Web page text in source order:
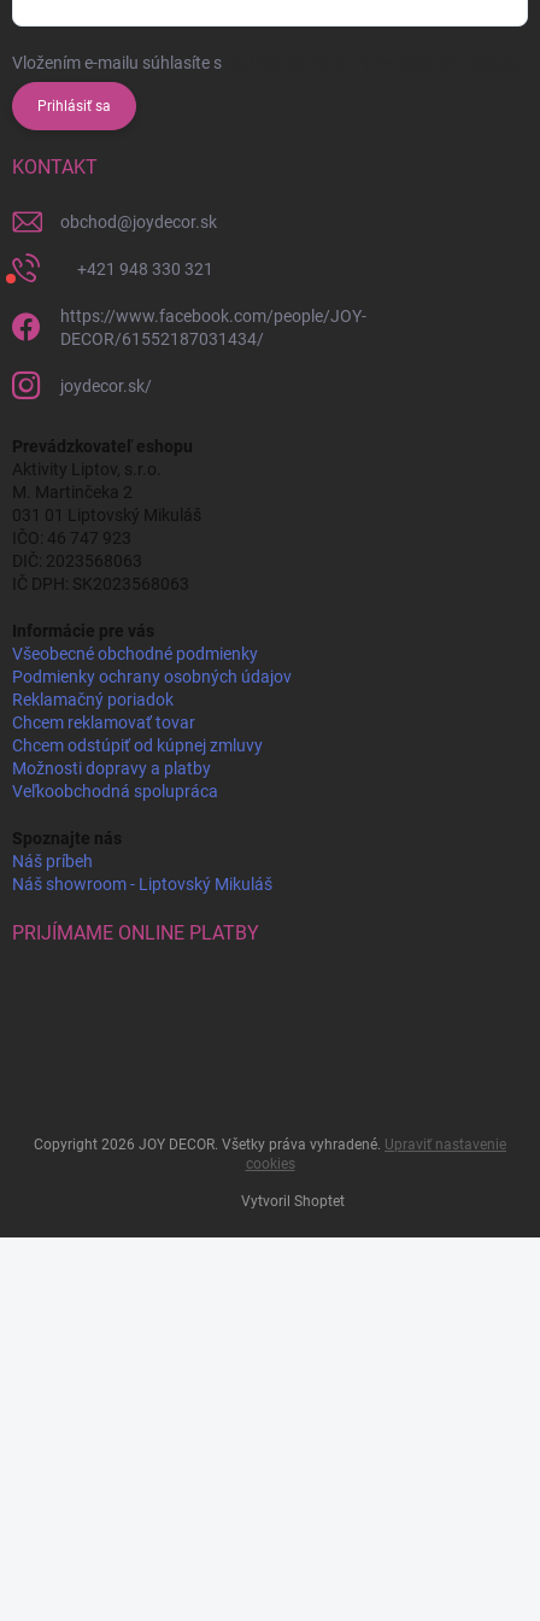
Vložením e-mailu súhlasíte s
Prihlásiť sa
KONTAKT
obchod@joydecor.sk
+421 948 330 321
https://www.facebook.com/people/JOY-
DECOR/61552187031434/
joydecor.sk/
Prevádzkovateľ eshopu
Aktivity Liptov, s.r.o.
M. Martinčeka 2
031 01 Liptovský Mikuláš
IČO: 46 747 923
DIČ: 2023568063
IČ DPH: SK2023568063
Informácie pre vás
Všeobecné obchodné podmienky
Podmienky ochrany osobných údajov
Reklamačný poriadok
Chcem reklamovať tovar
Chcem odstúpiť od kúpnej zmluvy
Možnosti dopravy a platby
Veľkoobchodná spolupráca
Spoznajte nás
Náš príbeh
Náš showroom - Liptovský Mikuláš
PRIJÍMAME ONLINE PLATBY
Vytvoril Shoptet
Copyright 2026 JOY DECOR . Všetky práva vyhradené. Upraviť nastavenie
cookies